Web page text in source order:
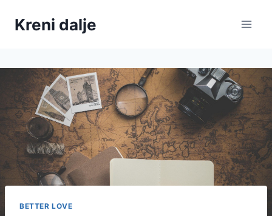
Kreni dalje
BETTER LOVE